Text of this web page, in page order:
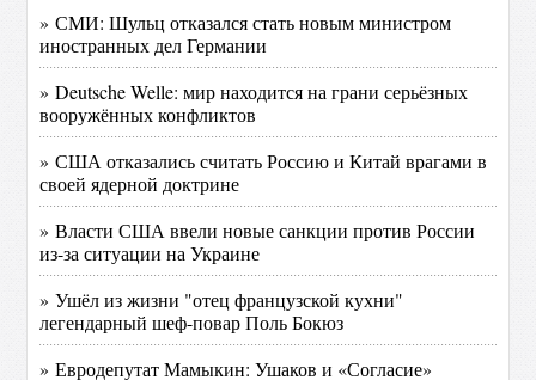
» СМИ: Шульц отказался стать новым министром
иностранных дел Германии
» Deutsche Welle: мир находится на грани серьёзных
вооружённых конфликтов
» США отказались считать Россию и Китай врагами в
своей ядерной доктрине
» Власти США ввели новые санкции против России
из-за ситуации на Украине
» Ушёл из жизни "отец французской кухни"
легендарный шеф-повар Поль Бокюз
» Евродепутат Мамыкин: Ушаков и «Согласие»